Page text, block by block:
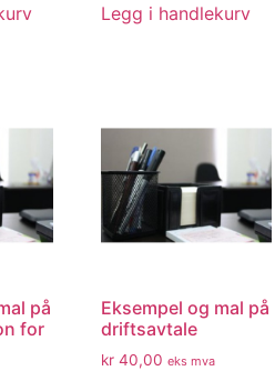
Legg i handlekurv
på
for
Eksempel og mal på
driftsavtale
kr 40,00 eks mva